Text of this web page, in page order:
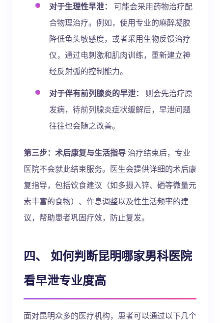
对于生理性早泄：
可能会采用药物治疗配
合物理治疗。例如，使用专业的麻醉凝胶
降低龟头敏感度，或者采用生物反馈治疗
仪，通过电刺激和肌肉训练，重新建立神
经反射弧的控制能力。
对于伴有前列腺炎的早泄：
则会先治疗原
发病，待前列腺炎症状缓解后，早泄问题
往往也会随之改善。
第三步：术后康复与生活指导 治疗结束后，专业
医院不会就此结束服务。医生会提供详细的术后康
复指导，包括饮食建议（如多摄入锌、硒等微量元
素丰富的食物）、作息调整以及性生活频率的建
议，帮助患者巩固疗效，防止复发。
四、 如何判断昆明哪家男科医院
看早泄专业度高
面对昆明众多的医疗机构，患者可以通过以下几个